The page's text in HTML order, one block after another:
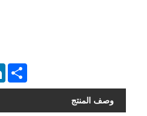
Share
وصف المنتج